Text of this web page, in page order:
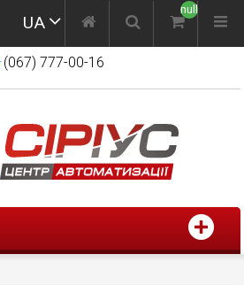
UA
null
(067) 777-00-16